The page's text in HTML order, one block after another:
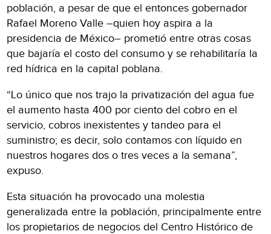
población, a pesar de que el entonces gobernador
Rafael Moreno Valle –quien hoy aspira a la
presidencia de México– prometió entre otras cosas
que bajaría el costo del consumo y se rehabilitaría la
red hídrica en la capital poblana.
“Lo único que nos trajo la privatización del agua fue
el aumento hasta 400 por ciento del cobro en el
servicio, cobros inexistentes y tandeo para el
suministro; es decir, solo contamos con líquido en
nuestros hogares dos o tres veces a la semana”,
expuso.
Esta situación ha provocado una molestia
generalizada entre la población, principalmente entre
los propietarios de negocios del Centro Histórico de